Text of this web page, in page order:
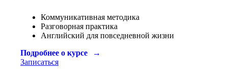
Коммуникативная методика
Разговорная практика
Английский для повседневной жизни
Подробнее о курсе
Записаться